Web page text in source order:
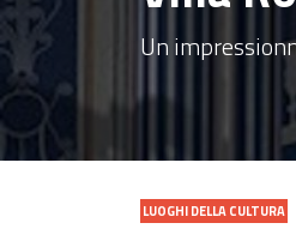
Un
LUOGHI DELLA CULTURA